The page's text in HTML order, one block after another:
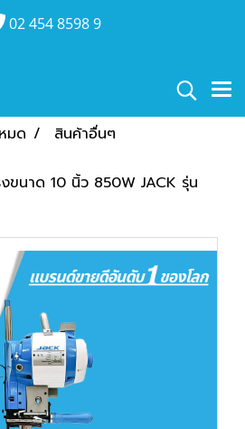
02 454 8598 9
มด
สินค้าอื่นๆ
ขนาด 10 นิ้ว 850W JACK รุ่น